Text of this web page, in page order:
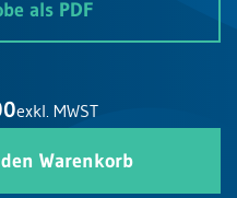
als PDF
exkl. MWST
Warenkorb